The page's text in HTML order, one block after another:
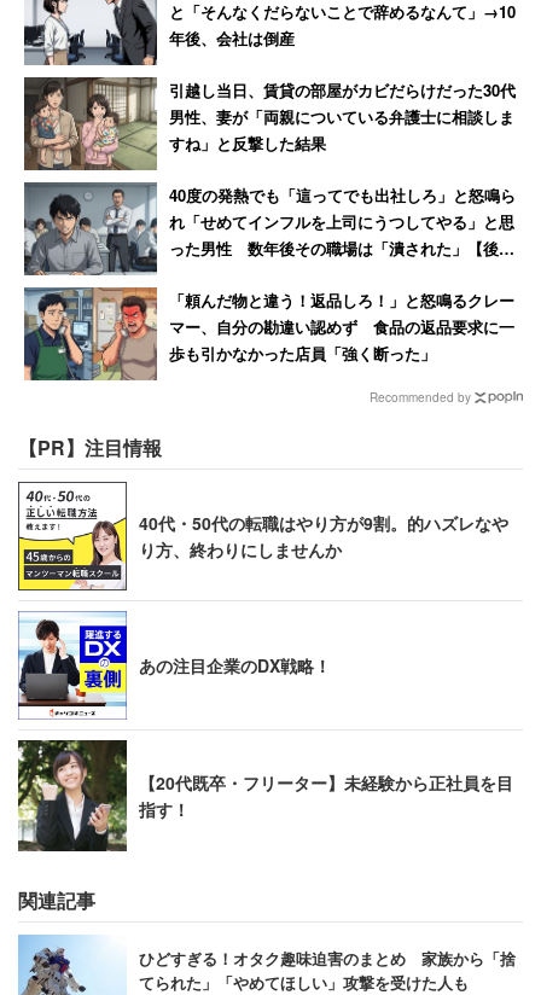
ブラック企業に入社しないための対策！就活
や転職活動時の確認項目
ブラック企業にいったん入社してしまうと、自由に使える
時間が減るため、新たに勤務先を見つけるにも苦労してし
まう。入社前の段階でブラック企業かどうかを見極める必
要がある。
就活・転職活動時には、求人を出す頻度、離職率・平均勤
続年数、社会保険制度の有無などの待遇、試用期間の長
さ、企業の口コミをよく確認してほしい。就職氷河期だか
らといって企業の情報を調べずに安易に入社してしまう
と、後々苦労してしまうだろう。時代に関係なく優秀なら
ば良い企業に入社できる、地道に頑張っていればいつか報
われるという声もあるので、諦めずに自分に合った企業を
探してほしい。【→詳しく見る】
ブラック企業を減らすためにも！恵まれた環
境の会社をみつけよう
ブラック企業は離職率が高くても、次から次へと新しい社
員が入社してくれる限り、経営を続けることができる。ブ
ラック企業を撲滅するためにも、ブラック企業に新しい労
働力を提供しないように、就活生や転職希望者がきちんと
リテラシーを身に着けておきたいところだ。
と「そんなくだらないことで辞めるなんて」→10
年後、会社は倒産
引越し当日、賃貸の部屋がカビだらけだった30代
男性、妻が「両親についている弁護士に相談しま
すね」と反撃した結果
40度の発熱でも「這ってでも出社しろ」と怒鳴ら
れ「せめてインフルを上司にうつしてやる」と思
った男性 数年後その職場は「潰された」【後
「頼んだ物と違う！返品しろ！」と怒鳴るクレー
マー、自分の勘違い認めず 食品の返品要求に一
歩も引かなかった店員「強く断った」
Recommended by
【PR】注目情報
40代・50代の転職はやり方が9割。的ハズレなや
り方、終わりにしませんか
あの注目企業のDX戦略！
【20代既卒・フリーター】未経験から正社員を目
指す！
関連記事
ひどすぎる！オタク趣味迫害のまとめ 家族から「捨
てられた」「やめてほしい」攻撃を受けた人も